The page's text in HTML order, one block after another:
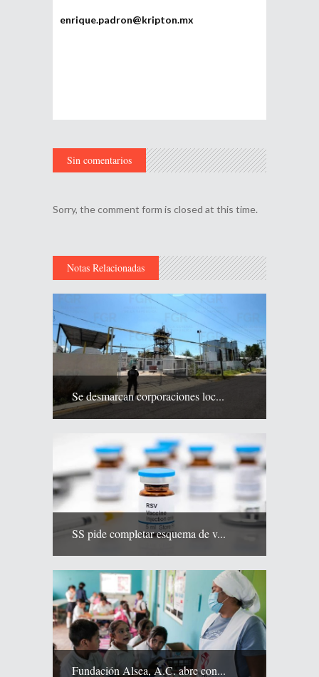
enrique.padron@kripton.mx
Sin comentarios
Sorry, the comment form is closed at this time.
Notas Relacionadas
Se desmarcan corporaciones loc...
SS pide completar esquema de v...
Fundación Alsea, A.C. abre con...